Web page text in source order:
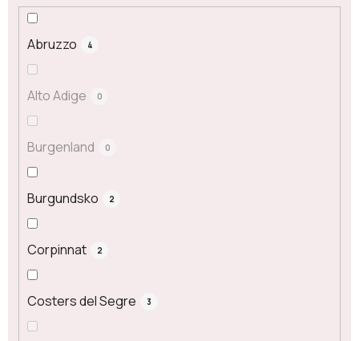
Abruzzo 4
Alto Adige 0
Burgenland 0
Burgundsko 2
Corpinnat 2
Costers del Segre 3